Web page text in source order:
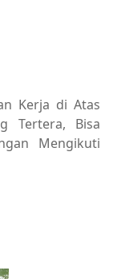
Kerja di Atas
Tertera, Bisa
Mengikuti